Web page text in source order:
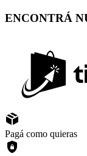
ENCONTRÁ
Pagá como quieras